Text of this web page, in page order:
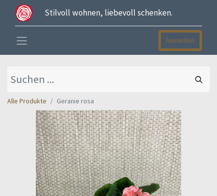
Stilvoll wohnen, liebevoll schenken.
Anmelden
Alle Produkte Geranie rosa